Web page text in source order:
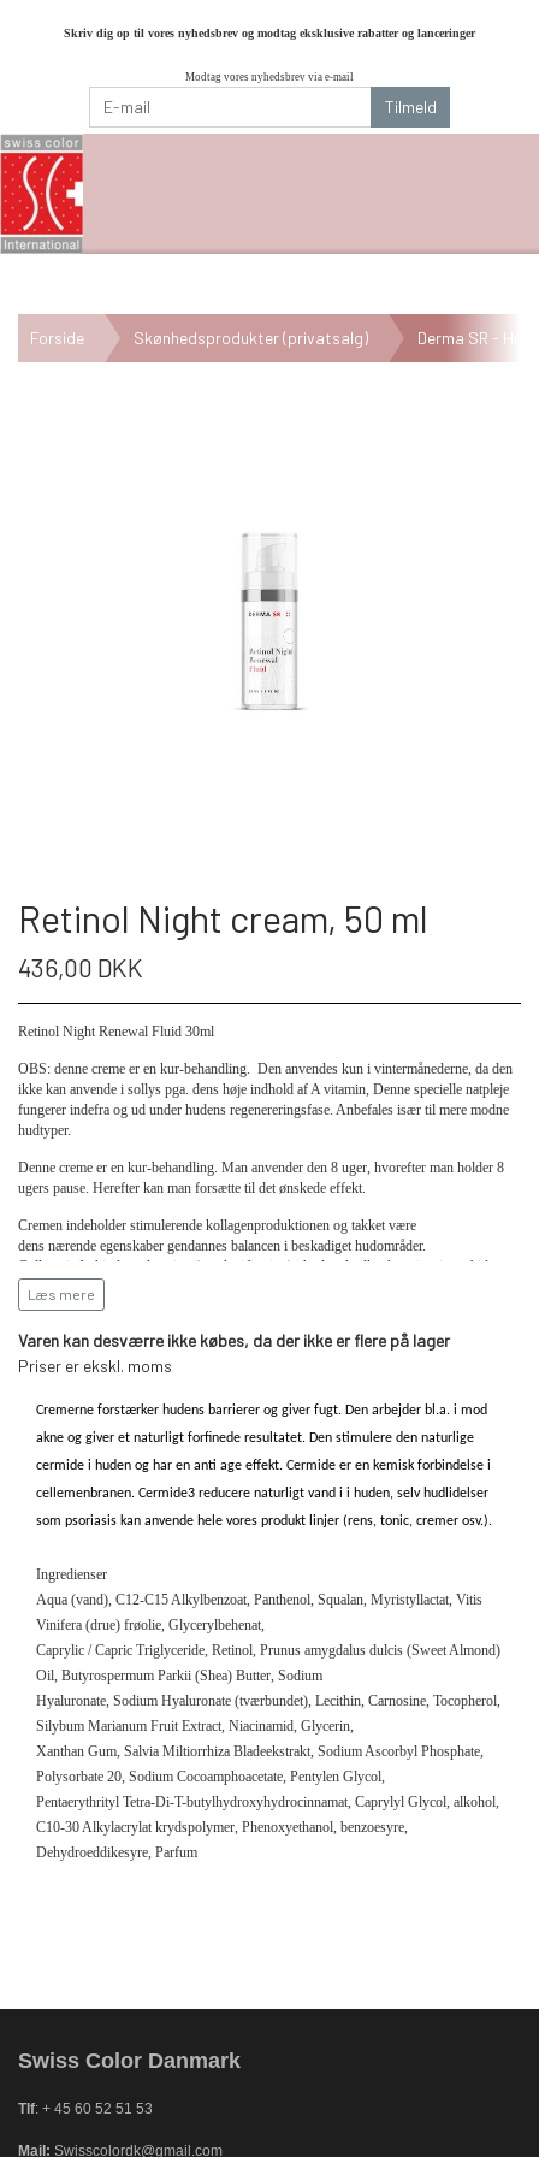
Skriv dig op til vores nyhedsbrev og modtag eksklusive rabatter og lanceringer
Modtag vores nyhedsbrev via e-mail
Tilmeld
Forside Skønhedsprodukter (privatsalg) Derma SR -
Retinol Night cream, 50 ml
436,00 DKK
Retinol Night Renewal Fluid 30ml
OBS: denne creme er en kur-behandling. Den anvendes kun i vintermånederne, da den
ikke kan anvende i sollys pga. dens høje indhold af A vitamin, Denne specielle natpleje
fungerer indefra og ud under hudens regenereringsfase. Anbefales især til mere modne
hudtyper.
Denne creme er en kur-behandling. Man anvender den 8 uger, hvorefter man holder 8
ugers pause. Herefter kan man forsætte til det ønskede effekt.
Cremen indeholder stimulerende kollagenproduktionen og takket være
dens nærende egenskaber gendannes balancen i beskadiget hudområder.
Collrepair forhindrer glycation (saccharification) i huden, hvilket har vist sig, at bidrage
til udviklingen af for tidlige rynker og hurtigere aldring af huden. A-vitaminet i produktet
har en antioxidant og foryngende virkning.
Retinol som en kraftig kollagenbooster, der frigiver retinol i blide doser for at
opbygge huden indefra.
Hyaluronsyre som ideel fugtighedscreme.
kollagensyntese I og III.
Collrepair, et syntetisk kompleks, der kan give tonicitet og elasticitet tilbage til
Velegnet til moden, tynd hud, der ønsker at opleve rene anti-aging effekter.
Læs mere
Varen kan desværre ikke købes, da der ikke er flere på lager
Priser er ekskl. moms
Cremerne forstærker hudens barrierer og giver fugt. Den arbejder bl.a. i mod
akne og giver et naturligt forfinede resultatet. Den stimulere den naturlige
cermide i huden og har en anti age effekt. Cermide er en kemisk forbindelse i
cellemenbranen. Cermide3 reducere naturligt vand i i huden, selv hudlidelser
som psoriasis kan anvende hele vores produkt linjer (rens, tonic, cremer osv.).
Ingredienser
Aqua (vand), C12-C15 Alkylbenzoat, Panthenol, Squalan, Myristyllactat, Vitis
Vinifera (drue) frøolie, Glycerylbehenat,
Caprylic / Capric Triglyceride, Retinol, Prunus amygdalus dulcis (Sweet Almond)
Oil, Butyrospermum Parkii (Shea) Butter, Sodium
Hyaluronate, Sodium Hyaluronate (tværbundet), Lecithin, Carnosine, Tocopherol,
Silybum Marianum Fruit Extract, Niacinamid, Glycerin,
Xanthan Gum, Salvia Miltiorrhiza Bladeekstrakt, Sodium Ascorbyl Phosphate,
Polysorbate 20, Sodium Cocoamphoacetate, Pentylen Glycol,
Pentaerythrityl Tetra-Di-T-butylhydroxyhydrocinnamat, Caprylyl Glycol, alkohol,
C10-30 Alkylacrylat krydspolymer, Phenoxyethanol, benzoesyre,
Dehydroeddikesyre, Parfum
Swiss Color Danmark
Tlf: + 45 60 52 51 53
Mail: Swisscolordk@gmail.com